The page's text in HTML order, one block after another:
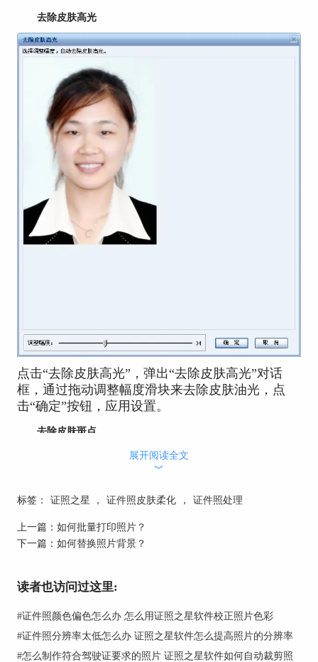
去除皮肤高光
点击“去除皮肤高光”，弹出“去除皮肤高光”对话
框，通过拖动调整幅度滑块来去除皮肤油光，点
击“确定”按钮，应用设置。
去除皮肤斑点
展开阅读全文
︾
标签： 证照之星 ， 证件照皮肤柔化 ， 证件照处理
上一篇： 如何批量打印照片？
下一篇： 如何替换照片背景？
读者也访问过这里:
#证件照颜色偏色怎么办 怎么用证照之星软件校正照片色彩
#证件照分辨率太低怎么办 证照之星软件怎么提高照片的分辨率
#怎么制作符合驾驶证要求的照片 证照之星软件如何自动裁剪照